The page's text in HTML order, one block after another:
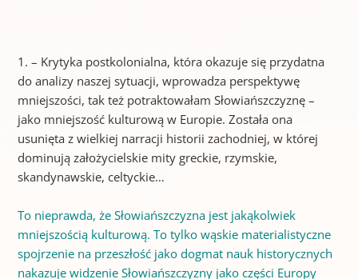
1. – Krytyka postkolonialna, która okazuje się przydatna
do analizy naszej sytuacji, wprowadza perspektywę
mniejszości, tak też potraktowałam Słowiańszczyznę –
jako mniejszość kulturową w Europie. Została ona
usunięta z wielkiej narracji historii zachodniej, w której
dominują założycielskie mity greckie, rzymskie,
skandynawskie, celtyckie…
To nieprawda, że Słowiańszczyzna jest jakąkolwiek
mniejszością kulturową. To tylko wąskie materialistyczne
spojrzenie na przeszłość jako dogmat nauk historycznych
nakazuje widzenie Słowiańszczyzny jako części Europy